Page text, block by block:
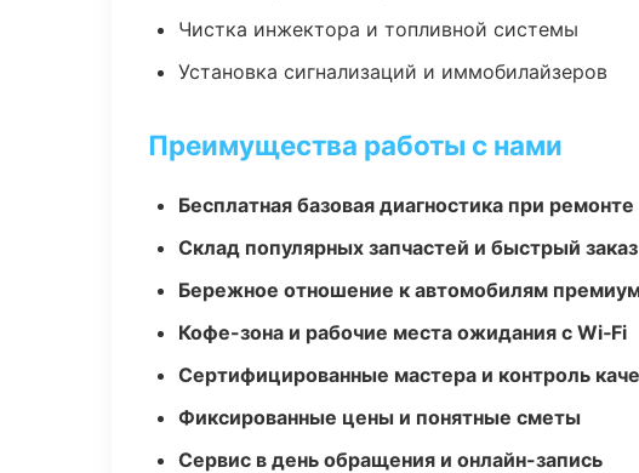
Чистка инжектора и топливной системы
Установка сигнализаций и иммобилайзеров
Преимущества работы с нами
Бесплатная базовая диагностика при ремонте
Склад популярных запчастей и быстрый
Бережное отношение к автомобилям
Кофе-зона и рабочие места ожидания с Wi‑Fi
Сертифицированные мастера и контроль
Фиксированные цены и понятные сметы
Сервис в день обращения и онлайн-запись